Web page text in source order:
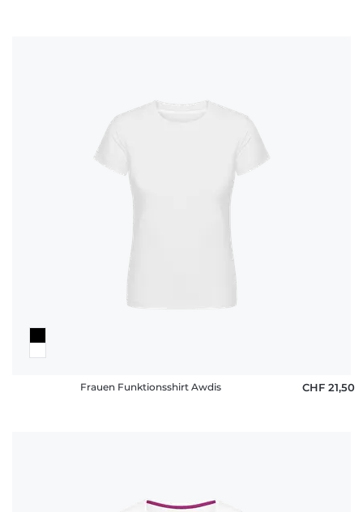
Frauen Funktionsshirt Awdis CHF 21,50